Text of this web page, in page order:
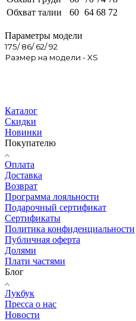
Обхват талии
60 64 68 72
Параметры модели
175/ 86/ 62/ 92
Размер на модели - XS
Каталог
Скидки
Новинки
Покупателю
Оплата
Доставка
Возврат
Программа лояльности
Подарочный сертификат
Сертификаты
Политика конфиденциальности
Публичная оферта
Долями
Плати частями
Блог
Лукбук
Пресса о нас
Новости